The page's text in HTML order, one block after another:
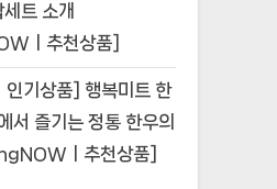
트 소개
ㅣ추천상품]
인기상품] 행복미트 한
서 즐기는 정통 한우의
ㅣ추천상품]